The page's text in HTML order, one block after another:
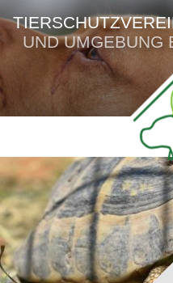
UND UMGEBUNG